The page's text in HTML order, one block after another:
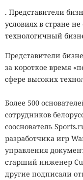
. Представители
условиях в стране
технологичный
Представители
за короткое время
сфере высоких
Более 500
сотрудников
сооснователь
разработчика игр
управления
старший инженер
другие подписали